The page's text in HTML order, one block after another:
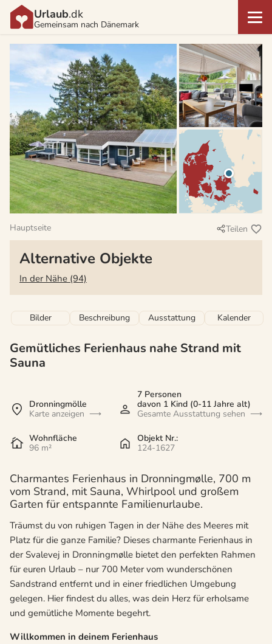
Urlaub.dk
Gemeinsam nach Dänemark
Hauptseite Teilen
Alternative Objekte
In der Nähe (94)
Bilder Beschreibung Ausstattung Kalender
Gemütliches Ferienhaus nahe Strand mit
Sauna
Dronningmölle
Karte anzeigen
7 Personen
davon 1 Kind (0-11 Jahre alt)
Gesamte Ausstattung sehen
Wohnfläche
96 m²
Objekt Nr.:
124-1627
Charmantes Ferienhaus in Dronningmølle, 700 m
vom Strand, mit Sauna, Whirlpool und großem
Garten für entspannte Familienurlaube.
Träumst du von ruhigen Tagen in der Nähe des Meeres mit
Platz für die ganze Familie? Dieses charmante Ferienhaus in
der Svalevej in Dronningmølle bietet den perfekten Rahmen
für euren Urlaub – nur 700 Meter vom wunderschönen
Sandstrand entfernt und in einer friedlichen Umgebung
gelegen. Hier findest du alles, was dein Herz für erholsame
und gemütliche Momente begehrt.
Willkommen in deinem Ferienhaus